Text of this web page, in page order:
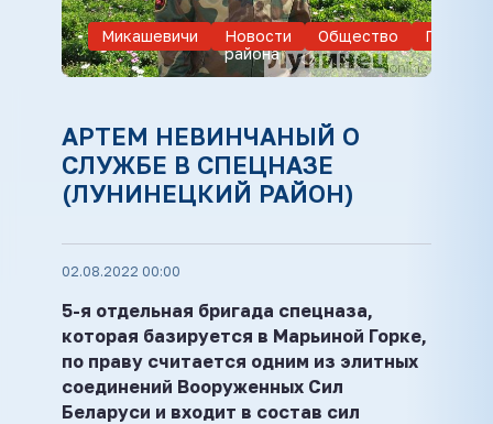
Микашевичи
Новости
района
Общество Присяга
АРТЕМ НЕВИНЧАНЫЙ О
СЛУЖБЕ В СПЕЦНАЗЕ
(ЛУНИНЕЦКИЙ РАЙОН)
02.08.2022 00:00
5-я отдельная бригада спецназа,
которая базируется в Марьиной Горке,
по праву считается одним из элитных
соединений Вооруженных Сил
Беларуси и входит в состав сил